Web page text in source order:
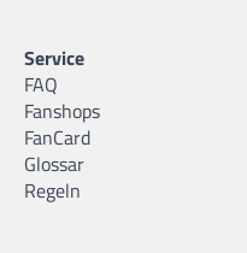
Service
FAQ
Fanshops
FanCard
Glossar
Regeln